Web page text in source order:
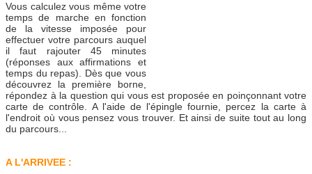
Vous calculez vous même votre
temps de marche en fonction
de la vitesse imposée pour
effectuer votre parcours auquel
il faut rajouter 45 minutes
(réponses aux affirmations et
temps du repas). Dès que vous
découvrez la première borne,
répondez à la question qui vous est proposée en poinçonnant votre
carte de contrôle. A l'aide de l'épingle fournie, percez la carte à
l'endroit où vous pensez vous trouver. Et ainsi de suite tout au long
du parcours...
A L'ARRIVEE :